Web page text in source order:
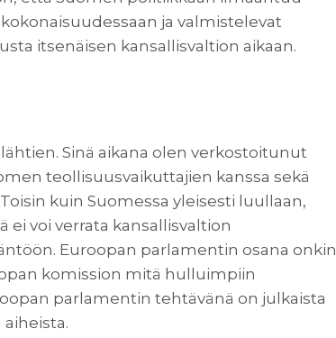
ja valmistelevat
itsenäisen kansallisvaltion aikaan.
Sinä aikana olen verkostoitunut
teollisuusvaikuttajien kanssa sekä
kuin Suomessa yleisesti luullaan,
voi verrata kansallisvaltion
Euroopan parlamentin osana onkin
komission mitä hulluimpiin
parlamentin tehtävänä on julkaista